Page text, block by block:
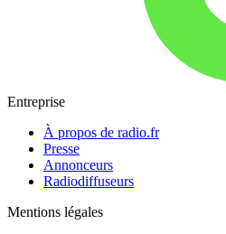
Entreprise
À propos de radio.fr
Presse
Annonceurs
Radiodiffuseurs
Mentions légales